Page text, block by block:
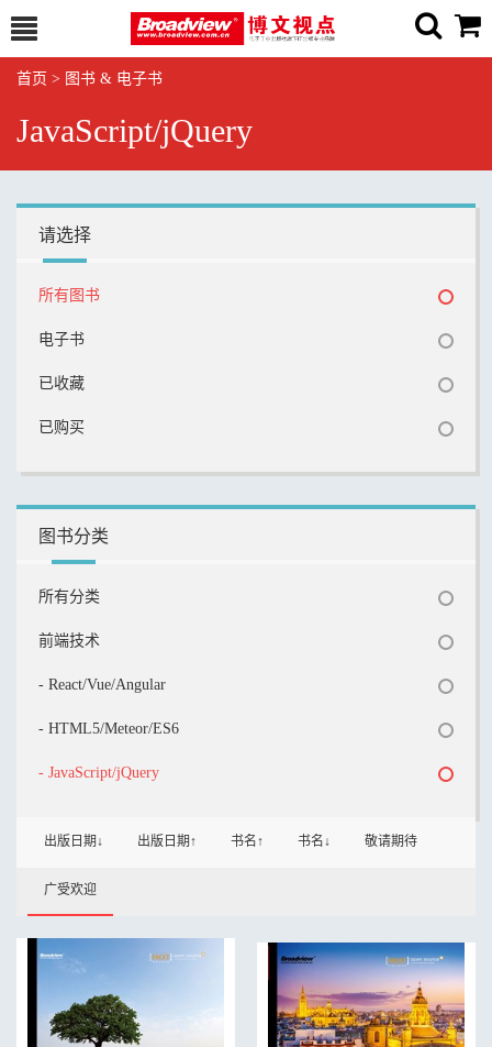
首页 > 图书 & 电子书
JavaScript/jQuery
请选择
所有图书
电子书
已收藏
已购买
图书分类
所有分类
前端技术
- React/Vue/Angular
- HTML5/Meteor/ES6
- JavaScript/jQuery
出版日期↓ 出版日期↑ 书名↑ 书名↓ 敬请期待
广受欢迎